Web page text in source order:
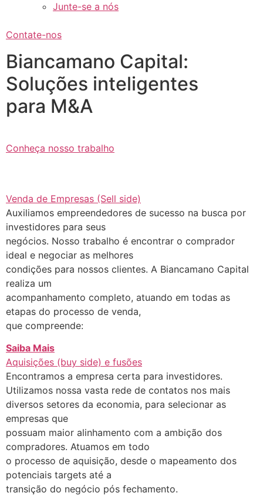
Junte-se a nós
Contate-nos
Biancamano Capital:
Soluções inteligentes
para M&A
Conheça nosso trabalho
Venda de Empresas (Sell side)
Auxiliamos empreendedores de sucesso na busca por
investidores para seus
negócios. Nosso trabalho é encontrar o comprador
ideal e negociar as melhores
condições para nossos clientes. A Biancamano Capital
realiza um
acompanhamento completo, atuando em todas as
etapas do processo de venda,
que compreende:
Saiba Mais
Aquisições (buy side) e fusões
Encontramos a empresa certa para investidores.
Utilizamos nossa vasta rede de contatos nos mais
diversos setores da economia, para selecionar as
empresas que
possuam maior alinhamento com a ambição dos
compradores. Atuamos em todo
o processo de aquisição, desde o mapeamento dos
potenciais targets até a
transição do negócio pós fechamento.